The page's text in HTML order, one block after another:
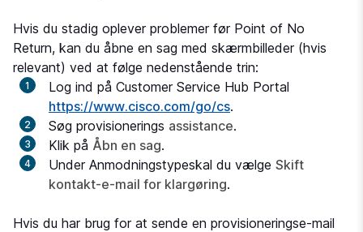
Hvis du stadig oplever problemer før Point of No
Return, kan du åbne en sag med skærmbilleder (hvis
relevant) ved at følge nedenstående trin:
Log ind på Customer Service Hub Portal
https://www.cisco.com/go/cs.
Søg provisionerings assistance.
Klik på Åbn en sag.
Under Anmodningstypeskal du vælge Skift
kontakt-e-mail for klargøring.
Hvis du har brug for at sende en provisioneringse-mail